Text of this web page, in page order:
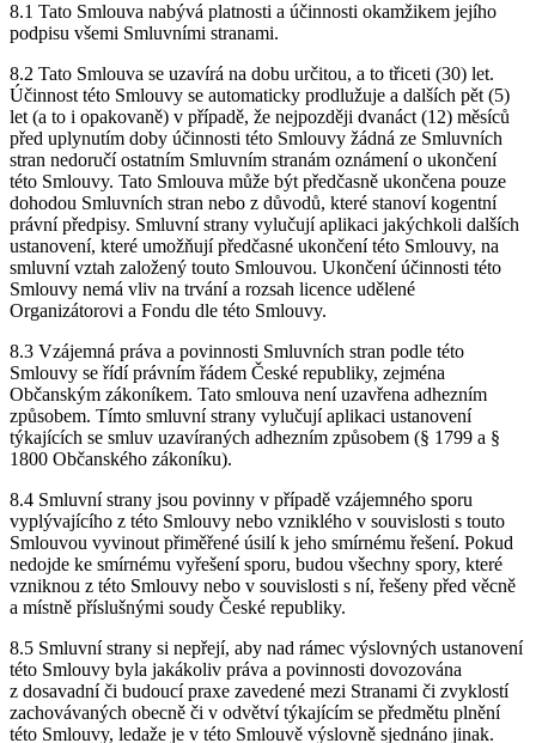
8.1 Tato Smlouva nabývá platnosti a účinnosti okamžikem jejího
podpisu všemi Smluvními stranami.
8.2 Tato Smlouva se uzavírá na dobu určitou, a to třiceti (30) let.
Účinnost této Smlouvy se automaticky prodlužuje a dalších pět (5)
let (a to i opakovaně) v případě, že nejpozději dvanáct (12) měsíců
před uplynutím doby účinnosti této Smlouvy žádná ze Smluvních
stran nedoručí ostatním Smluvním stranám oznámení o ukončení
této Smlouvy. Tato Smlouva může být předčasně ukončena pouze
dohodou Smluvních stran nebo z důvodů, které stanoví kogentní
právní předpisy. Smluvní strany vylučují aplikaci jakýchkoli dalších
ustanovení, které umožňují předčasné ukončení této Smlouvy, na
smluvní vztah založený touto Smlouvou. Ukončení účinnosti této
Smlouvy nemá vliv na trvání a rozsah licence udělené
Organizátorovi a Fondu dle této Smlouvy.
8.3 Vzájemná práva a povinnosti Smluvních stran podle této
Smlouvy se řídí právním řádem České republiky, zejména
Občanským zákoníkem. Tato smlouva není uzavřena adhezním
způsobem. Tímto smluvní strany vylučují aplikaci ustanovení
týkajících se smluv uzavíraných adhezním způsobem (§ 1799 a §
1800 Občanského zákoníku).
8.4 Smluvní strany jsou povinny v případě vzájemného sporu
vyplývajícího z této Smlouvy nebo vzniklého v souvislosti s touto
Smlouvou vyvinout přiměřené úsilí k jeho smírnému řešení. Pokud
nedojde ke smírnému vyřešení sporu, budou všechny spory, které
vzniknou z této Smlouvy nebo v souvislosti s ní, řešeny před věcně
a místně příslušnými soudy České republiky.
8.5 Smluvní strany si nepřejí, aby nad rámec výslovných ustanovení
této Smlouvy byla jakákoliv práva a povinnosti dovozována
z dosavadní či budoucí praxe zavedené mezi Stranami či zvyklostí
zachovávaných obecně či v odvětví týkajícím se předmětu plnění
této Smlouvy, ledaže je v této Smlouvě výslovně sjednáno jinak.